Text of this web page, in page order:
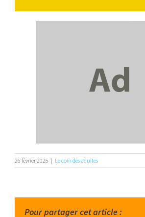
26 février 2025 | Le coin des adultes
Pour partager cet article :